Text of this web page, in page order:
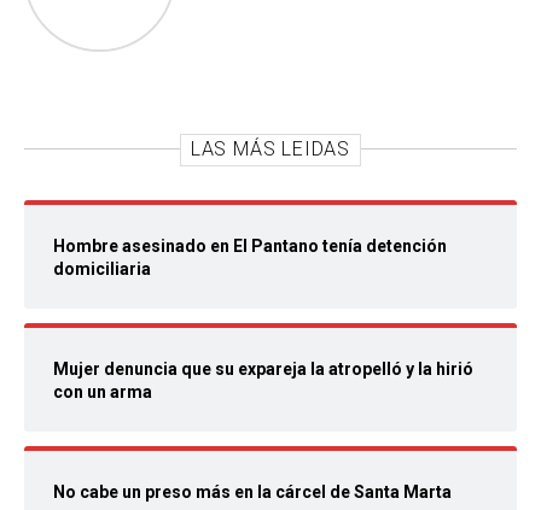
LAS MÁS LEIDAS
Hombre asesinado en El Pantano tenía detención
domiciliaria
Mujer denuncia que su expareja la atropelló y la hirió
con un arma
No cabe un preso más en la cárcel de Santa Marta